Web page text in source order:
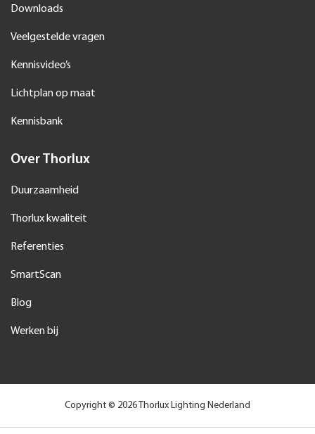
Downloads
Veelgestelde vragen
Kennisvideo’s
Lichtplan op maat
Kennisbank
Over Thorlux
Duurzaamheid
Thorlux kwaliteit
Referenties
SmartScan
Blog
Werken bij
Copyright © 2026 Thorlux Lighting Nederland